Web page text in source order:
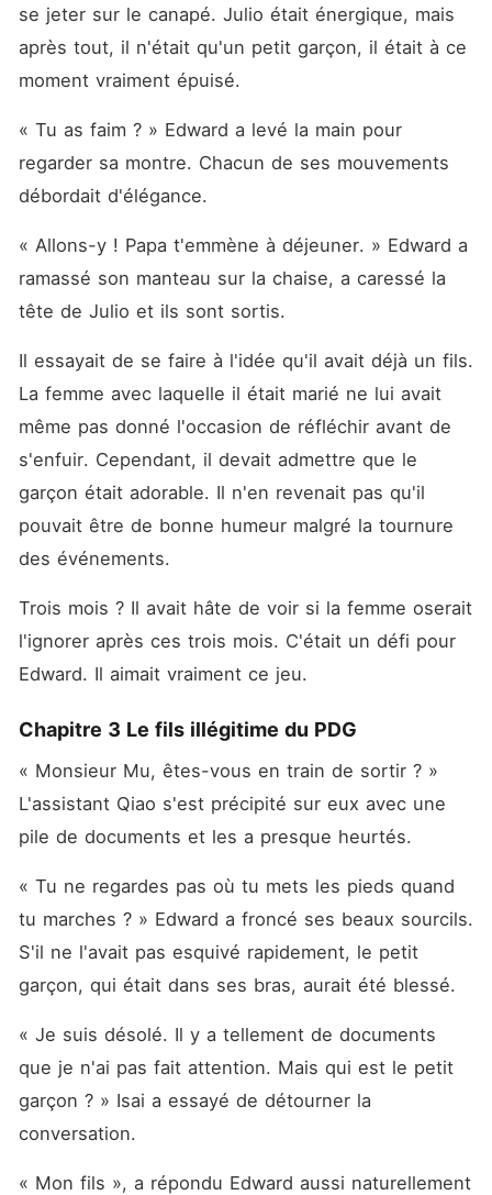
se jeter sur le canapé. Julio était énergique, mais
après tout, il n'était qu'un petit garçon, il était à ce
moment vraiment épuisé.
« Tu as faim ? » Edward a levé la main pour
regarder sa montre. Chacun de ses mouvements
débordait d'élégance.
« Allons-y ! Papa t'emmène à déjeuner. » Edward a
ramassé son manteau sur la chaise, a caressé la
tête de Julio et ils sont sortis.
Il essayait de se faire à l'idée qu'il avait déjà un fils.
La femme avec laquelle il était marié ne lui avait
même pas donné l'occasion de réfléchir avant de
s'enfuir. Cependant, il devait admettre que le
garçon était adorable. Il n'en revenait pas qu'il
pouvait être de bonne humeur malgré la tournure
des événements.
Trois mois ? Il avait hâte de voir si la femme oserait
l'ignorer après ces trois mois. C'était un défi pour
Edward. Il aimait vraiment ce jeu.
Chapitre 3 Le fils illégitime du PDG
« Monsieur Mu, êtes-vous en train de sortir ? »
L'assistant Qiao s'est précipité sur eux avec une
pile de documents et les a presque heurtés.
« Tu ne regardes pas où tu mets les pieds quand
tu marches ? » Edward a froncé ses beaux sourcils.
S'il ne l'avait pas esquivé rapidement, le petit
garçon, qui était dans ses bras, aurait été blessé.
« Je suis désolé. Il y a tellement de documents
que je n'ai pas fait attention. Mais qui est le petit
garçon ? » Isai a essayé de détourner la
conversation.
« Mon fils », a répondu Edward aussi naturellement